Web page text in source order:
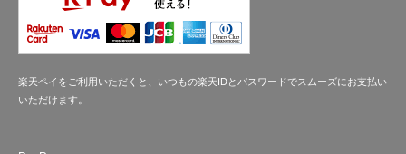
楽天ペイをご利用いただくと、いつもの楽天IDとパスワードでスムーズにお支払い
いただけます。